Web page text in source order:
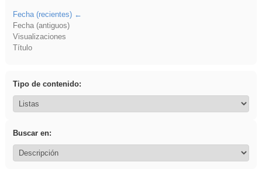
Fecha (recientes)
Fecha (antiguos)
Visualizaciones
Título
Tipo de contenido:
Buscar en: